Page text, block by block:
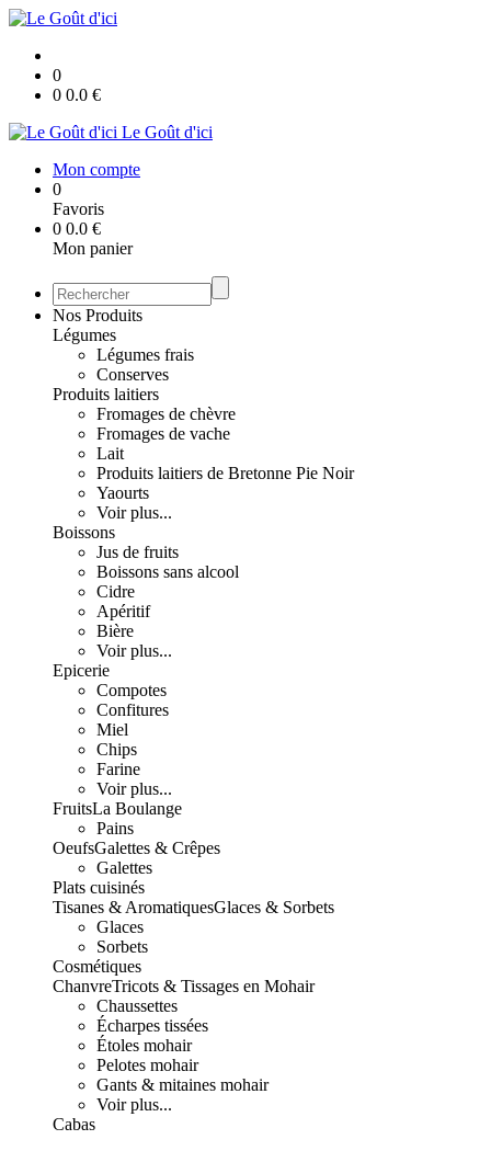
0
0 0.0 €
Le Goût d'ici
Mon compte
0
Favoris
0 0.0 €
Mon panier
Nos Produits
Légumes
Légumes frais
Conserves
Produits laitiers
Fromages de chèvre
Fromages de vache
Lait
Produits laitiers de Bretonne Pie Noir
Yaourts
Voir plus...
Boissons
Jus de fruits
Boissons sans alcool
Cidre
Apéritif
Bière
Voir plus...
Epicerie
Compotes
Confitures
Miel
Chips
Farine
Voir plus...
FruitsLa Boulange
Pains
OeufsGalettes & Crêpes
Galettes
Plats cuisinés
Tisanes & AromatiquesGlaces & Sorbets
Glaces
Sorbets
Cosmétiques
ChanvreTricots & Tissages en Mohair
Chaussettes
Écharpes tissées
Étoles mohair
Pelotes mohair
Gants & mitaines mohair
Voir plus...
Cabas